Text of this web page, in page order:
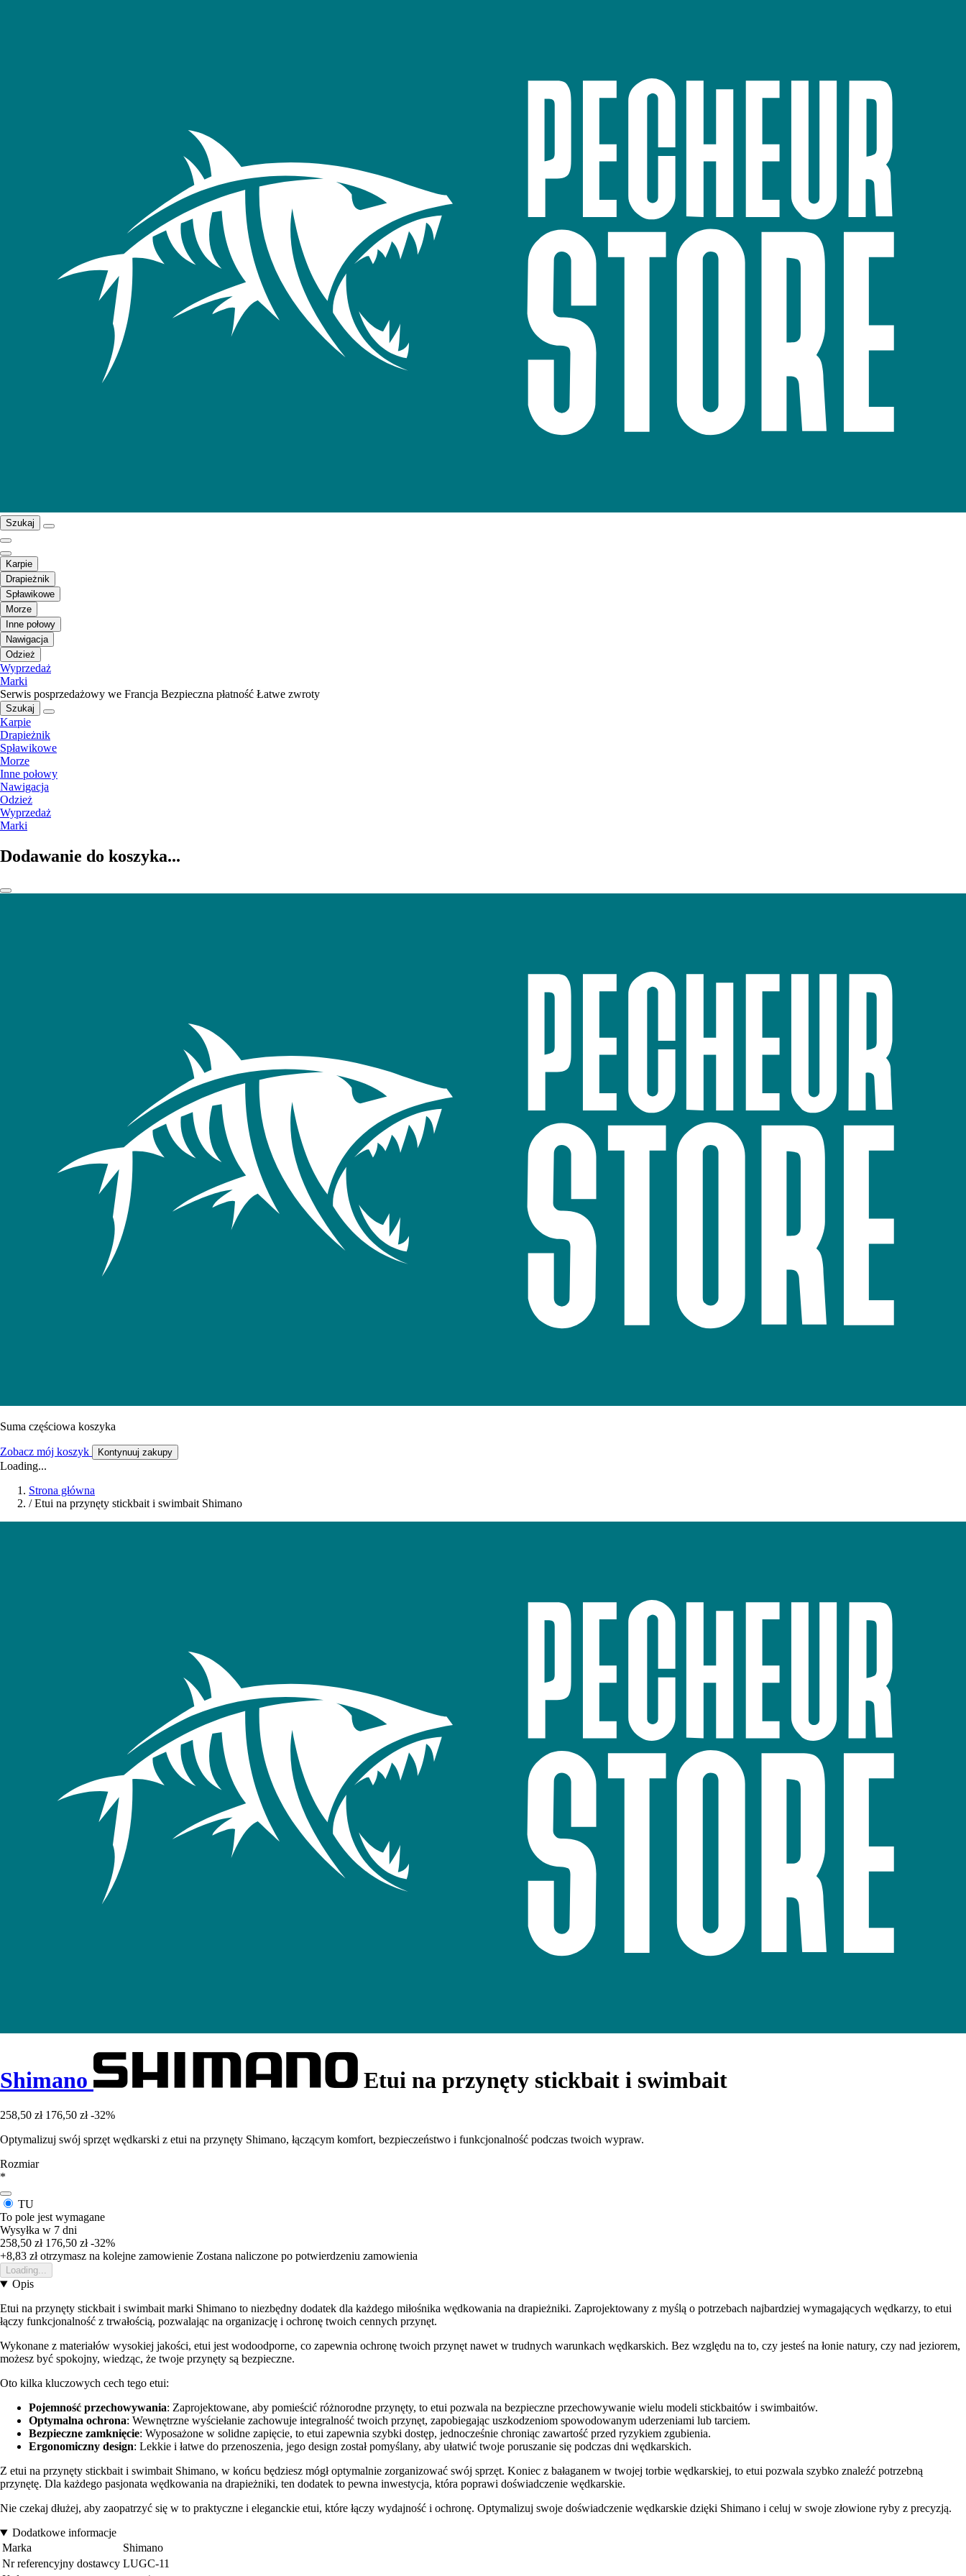
Szukaj
Karpie
Drapieżnik
Spławikowe
Morze
Inne połowy
Nawigacja
Odzież
Wyprzedaż
Marki
Serwis posprzedażowy we Francja Bezpieczna płatność Łatwe zwroty
Szukaj
Karpie
Drapieżnik
Spławikowe
Morze
Inne połowy
Nawigacja
Odzież
Wyprzedaż
Marki
Dodawanie do koszyka...
Suma częściowa koszyka
Zobacz mój koszyk Kontynuuj zakupy
Loading...
Strona główna
/ Etui na przynęty stickbait i swimbait Shimano
Shimano Etui na przynęty stickbait i swimbait
258,50 zł 176,50 zł -32%
Optymalizuj swój sprzęt wędkarski z etui na przynęty Shimano, łączącym komfort, bezpieczeństwo i funkcjonalność podczas twoich wypraw.
Rozmiar
*
TU
To pole jest wymagane
Wysyłka w 7 dni
258,50 zł 176,50 zł -32%
+8,83 złotrzymasz na kolejne zamowienie Zostana naliczone po potwierdzeniu zamowienia
Loading...
Opis
Etui na przynęty stickbait i swimbait marki Shimano to niezbędny dodatek dla każdego miłośnika wędkowania na drapieżniki. Zaprojektowany z myślą o potrzebach najbardziej wymagających wędkarzy, to etui
łączy funkcjonalność z trwałością, pozwalając na organizację i ochronę twoich cennych przynęt.
Wykonane z materiałów wysokiej jakości, etui jest wodoodporne, co zapewnia ochronę twoich przynęt nawet w trudnych warunkach wędkarskich. Bez względu na to, czy jesteś na łonie natury, czy nad jeziorem,
możesz być spokojny, wiedząc, że twoje przynęty są bezpieczne.
Oto kilka kluczowych cech tego etui:
Pojemność przechowywania: Zaprojektowane, aby pomieścić różnorodne przynęty, to etui pozwala na bezpieczne przechowywanie wielu modeli stickbaitów i swimbaitów.
Optymalna ochrona: Wewnętrzne wyściełanie zachowuje integralność twoich przynęt, zapobiegając uszkodzeniom spowodowanym uderzeniami lub tarciem.
Bezpieczne zamknięcie: Wyposażone w solidne zapięcie, to etui zapewnia szybki dostęp, jednocześnie chroniąc zawartość przed ryzykiem zgubienia.
Ergonomiczny design: Lekkie i łatwe do przenoszenia, jego design został pomyślany, aby ułatwić twoje poruszanie się podczas dni wędkarskich.
Z etui na przynęty stickbait i swimbait Shimano, w końcu będziesz mógł optymalnie zorganizować swój sprzęt. Koniec z bałaganem w twojej torbie wędkarskiej, to etui pozwala szybko znaleźć potrzebną
przynętę. Dla każdego pasjonata wędkowania na drapieżniki, ten dodatek to pewna inwestycja, która poprawi doświadczenie wędkarskie.
Nie czekaj dłużej, aby zaopatrzyć się w to praktyczne i eleganckie etui, które łączy wydajność i ochronę. Optymalizuj swoje doświadczenie wędkarskie dzięki Shimano i celuj w swoje złowione ryby z precyzją.
Dodatkowe informacje
Marka
Shimano
Nr referencyjny dostawcy LUGC-11